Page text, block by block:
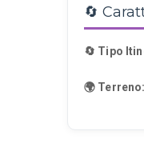
🔄
🔄 Tipo
🌍 Terreno: